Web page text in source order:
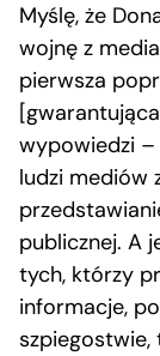
Myślę, że
wojnę z
pierwsza
wypowiedzi –
ludzi mediów
publicznej. A
tych, którzy
informacje,
szpiegostwie,